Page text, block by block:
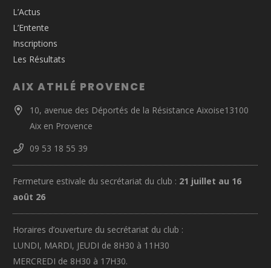
L’Actus
L’Entente
Inscriptions
Les Résultats
AIX ATHLÉ PROVENCE
10, avenue des Déportés de la Résistance Aixoise13100
Aix en Provence
09 53 18 55 39
Fermeture estivale du secrétariat du club : 21 juillet au 16
août 26
Horaires d’ouverture du secrétariat du club :
LUNDI, MARDI, JEUDI de 8H30 à 11H30
MERCREDI de 8H30 à 17H30.